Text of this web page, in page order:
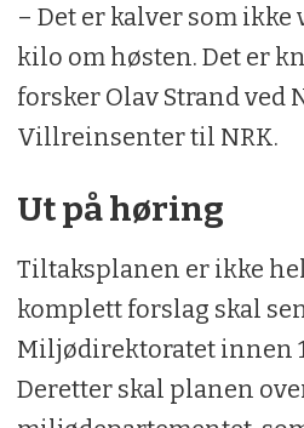
– Det er kalver som
kilo om høsten. Det er
forsker Olav Strand ved
Villreinsenter til NRK.
Ut på høring
Tiltaksplanen er ikke
komplett forslag skal
Miljødirektoratet innen
Deretter skal planen